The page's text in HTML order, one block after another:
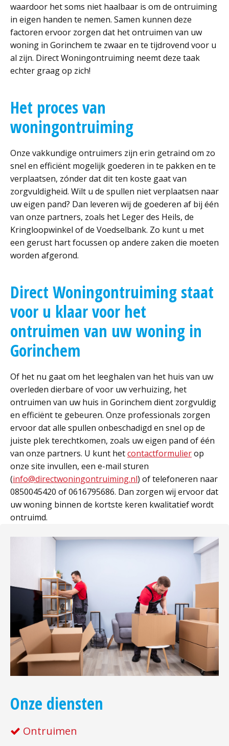
waardoor het soms niet haalbaar is om de ontruiming
in eigen handen te nemen. Samen kunnen deze
factoren ervoor zorgen dat het ontruimen van uw
woning in Gorinchem te zwaar en te tijdrovend voor u
al zijn. Direct Woningontruiming neemt deze taak
echter graag op zich!
Het proces van
woningontruiming
Onze vakkundige ontruimers zijn erin getraind om zo
snel en efficiënt mogelijk goederen in te pakken en te
verplaatsen, zónder dat dit ten koste gaat van
zorgvuldigheid. Wilt u de spullen niet verplaatsen naar
uw eigen pand? Dan leveren wij de goederen af bij één
van onze partners, zoals het Leger des Heils, de
Kringloopwinkel of de Voedselbank. Zo kunt u met
een gerust hart focussen op andere zaken die moeten
worden afgerond.
Direct Woningontruiming staat
voor u klaar voor het
ontruimen van uw woning in
Gorinchem
Of het nu gaat om het leeghalen van het huis van uw
overleden dierbare of voor uw verhuizing, het
ontruimen van uw huis in Gorinchem dient zorgvuldig
en efficiënt te gebeuren. Onze professionals zorgen
ervoor dat alle spullen onbeschadigd en snel op de
juiste plek terechtkomen, zoals uw eigen pand of één
van onze partners. U kunt hetcontactformulierop
onze site invullen, een e-mail sturen
(info@directwoningontruiming.nl) of telefoneren naar
0850045420 of 0616795686. Dan zorgen wij ervoor dat
uw woning binnen de kortste keren kwalitatief wordt
ontruimd.
Onze diensten
Ontruimen